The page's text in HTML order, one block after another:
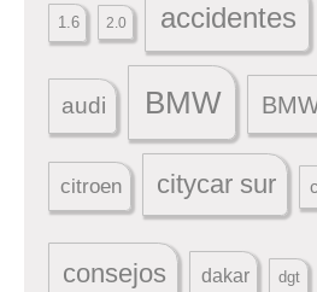
1.6 2.0 accidentes
audi BMW
citroen citycar sur
consejos dakar dgt